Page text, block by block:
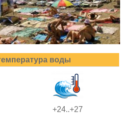
воды
+24..+27